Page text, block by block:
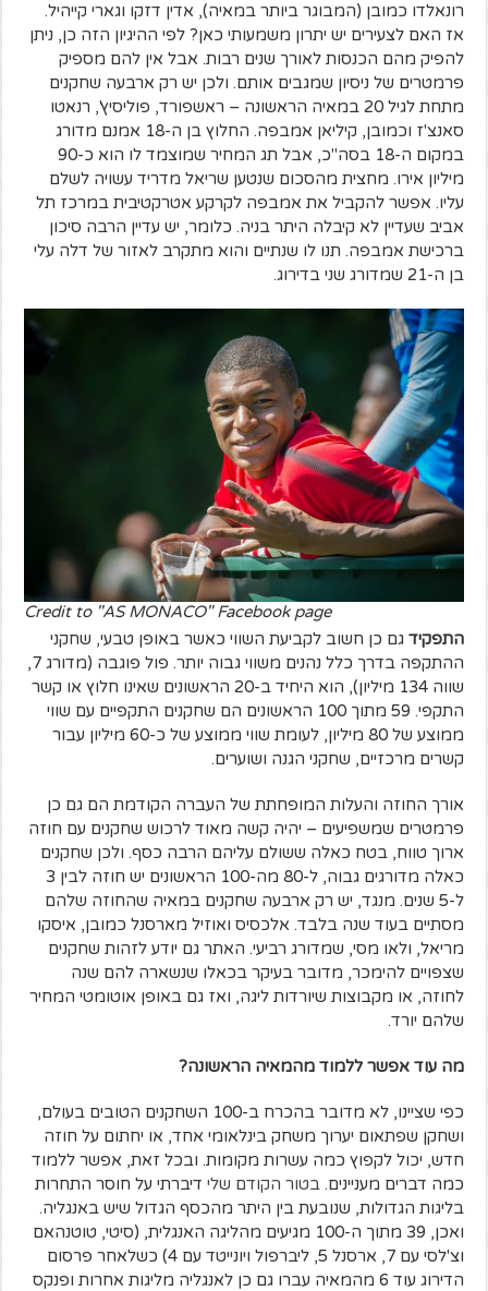
רונאלדו כמובן (המבוגר ביותר במאיה), אדין דזקו וגארי קייהיל.
אז האם לצעירים יש יתרון משמעותי כאן? לפי ההיגיון הזה כן, ניתן
להפיק מהם הכנסות לאורך שנים רבות. אבל אין להם מספיק
פרמטרים של ניסיון שמגבים אותם. ולכן יש רק ארבעה שחקנים
מתחת לגיל 20 במאיה הראשונה – ראשפורד, פוליסיץ', רנאטו
סאנצ'ז וכמובן, קיליאן אמבפה. החלוץ בן ה-18 אמנם מדורג
במקום ה-18 בסה"כ, אבל תג המחיר שמוצמד לו הוא כ-90
מיליון אירו. מחצית מהסכום שנטען שריאל מדריד עשויה לשלם
עליו. אפשר להקביל את אמבפה לקרקע אטרקטיבית במרכז תל
אביב שעדיין לא קיבלה היתר בניה. כלומר, יש עדיין הרבה סיכון
ברכישת אמבפה. תנו לו שנתיים והוא מתקרב לאזור של דלה עלי
בן ה-21 שמדורג שני בדירוג.
Credit to "AS MONACO" Facebook page
התפקיד גם כן חשוב לקביעת השווי כאשר באופן טבעי, שחקני
ההתקפה בדרך כלל נהנים משווי גבוה יותר. פול פוגבה (מדורג 7,
שווה 134 מיליון), הוא היחיד ב-20 הראשונים שאינו חלוץ או קשר
התקפי. 59 מתוך 100 הראשונים הם שחקנים התקפיים עם שווי
ממוצע של 80 מיליון, לעומת שווי ממוצע של כ-60 מיליון עבור
קשרים מרכזיים, שחקני הגנה ושוערים.
אורך החוזה והעלות המופחתת של העברה הקודמת הם גם כן
פרמטרים שמשפיעים – יהיה קשה מאוד לרכוש שחקנים עם חוזה
ארוך טווח, בטח כאלה ששולם עליהם הרבה כסף. ולכן שחקנים
כאלה מדורגים גבוה, ל-80 מה-100 הראשונים יש חוזה לבין 3
ל-5 שנים. מנגד, יש רק ארבעה שחקנים במאיה שהחוזה שלהם
מסתיים בעוד שנה בלבד. אלכסיס ואוזיל מארסנל כמובן, איסקו
מריאל, ולאו מסי, שמדורג רביעי. האתר גם יודע לזהות שחקנים
שצפויים להימכר, מדובר בעיקר בכאלו שנשארה להם שנה
לחוזה, או מקבוצות שיורדות ליגה, ואז גם באופן אוטומטי המחיר
שלהם יורד.
מה עוד אפשר ללמוד מהמאיה הראשונה?
כפי שציינו, לא מדובר בהכרח ב-100 השחקנים הטובים בעולם,
ושחקן שפתאום יערוך משחק בינלאומי אחד, או יחתום על חוזה
חדש, יכול לקפוץ כמה עשרות מקומות. ובכל זאת, אפשר ללמוד
כמה דברים מעניינים.בטור הקודם שלי דיברתי על חוסר התחרות
בליגות הגדולות, שנובעת בין היתר מהכסף הגדול שיש באנגליה.
ואכן, 39 מתוך ה-100 מגיעים מהליגה האנגלית, (סיטי, טוטנהאם
וצ'לסי עם 7, ארסנל 5, ליברפול ויונייטד עם 4) כשלאחר פרסום
הדירוג עוד 6 מהמאיה עברו גם כן לאנגליה מליגות אחרות ופנקס